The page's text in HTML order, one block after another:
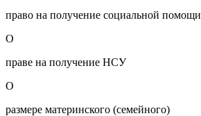
право на получение социальной помощи
О
праве на получение НСУ
О
размере материнского (семейного)